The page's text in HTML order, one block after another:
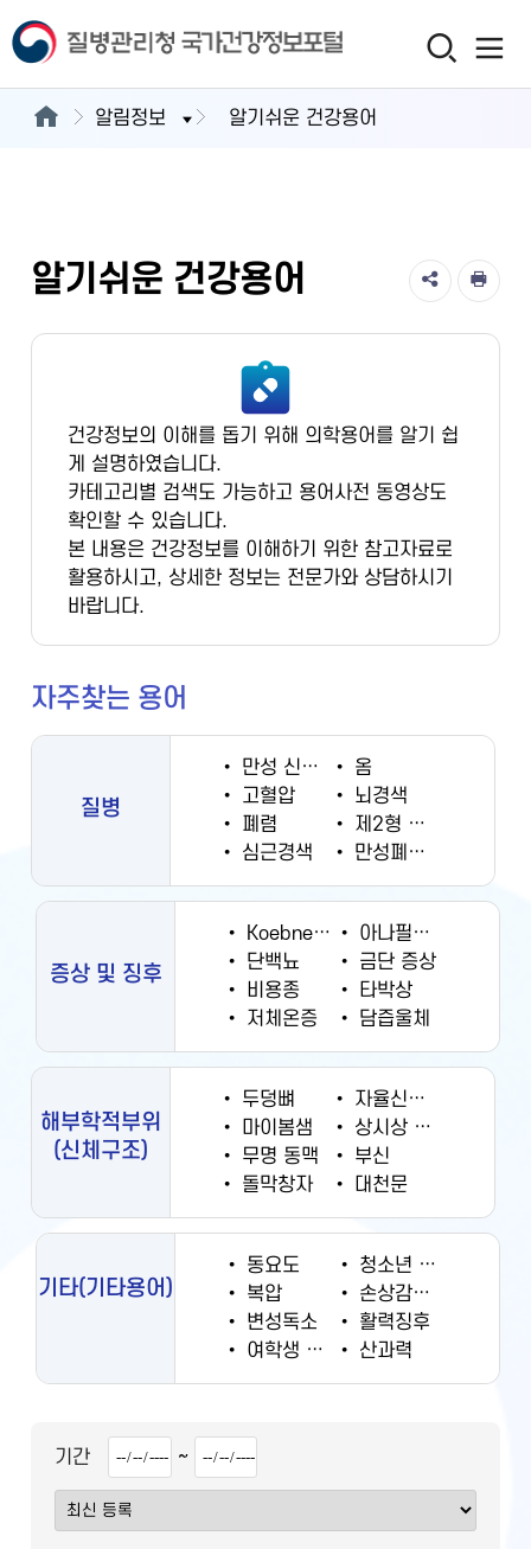
알림정보 알기쉬운 건강용어
알기쉬운 건강용어
건강정보의 이해를 돕기 위해 의학용어를 알기 쉽
게 설명하였습니다.
카테고리별 검색도 가능하고 용어사전 동영상도
확인할 수 있습니다.
본 내용은 건강정보를 이해하기 위한 참고자료로
활용하시고, 상세한 정보는 전문가와 상담하시기
바랍니다.
자주찾는 용어
질병
• 만성 신부전증 •
옴
•
고혈압 •
뇌경색
•
폐렴 •
제2형 당뇨병
•
심근경색 • 만성폐쇄성폐질환
증상 및 징후
• Koebner 현상 •
아나필락시스
•
단백뇨 •
금단 증상
•
비용종 •
타박상
•
저체온증 • 담즙울체
해부학적부위
(신체구조)
• 두덩뼈 •
자율신경계
•
마이봄샘 •
상시상 정맥동
•
무명 동맥 •
부신
•
돌막창자 • 대천문
기타(기타용어)
• 동요도 •
청소년 궐련 현재 흡연율
•
복압 •
손상감시정보
•
변성독소 •
활력징후
•
여학생 흡연율 • 산과력
기간 ~